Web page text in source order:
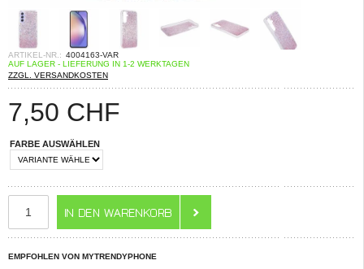
ARTIKEL-NR.: 4004163-VAR
AUF LAGER - LIEFERUNG IN 1-2 WERKTAGEN
ZZGL. VERSANDKOSTEN
7,50 CHF
FARBE AUSWÄHLEN
EMPFOHLEN VON MYTRENDYPHONE